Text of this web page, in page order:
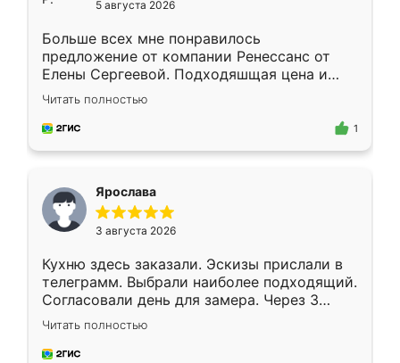
5 августа 2026
Больше всех мне понравилось
предложение от компании Ренессанс от
Елены Сергеевой. Подходяшщая цена и
короткие сроки изготовления. Приехавший
для замера сотрудник Владислав
предложил по моему эскизу самый
Читать полностью
1
Ярослава
3 августа 2026
Кухню здесь заказали. Эскизы прислали в
телеграмм. Выбрали наиболее подходящий.
Согласовали день для замера. Через 3
недели кухня была уже готова. Остались
довольны работой. Спасибо Ренессанс
мебель за качественную работу!
Читать полностью